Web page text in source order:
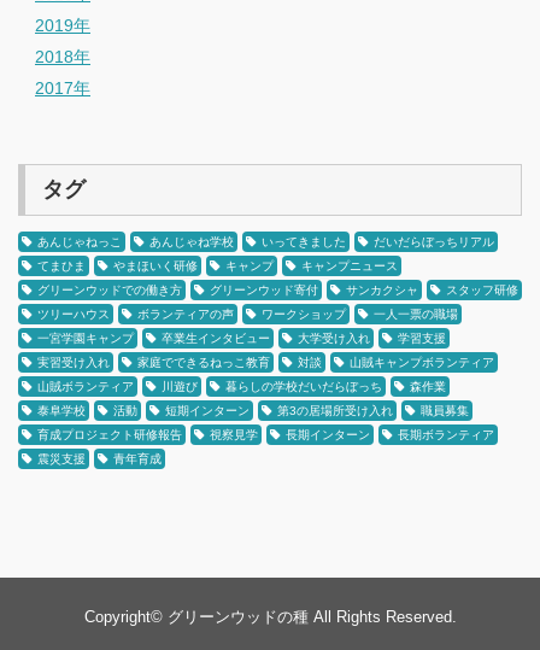
2019年
2018年
2017年
タグ
あんじゃねっこ あんじゃね学校 いってきました
だいだらぼっちリアル
てまひま
やまほいく研修 キャンプ
キャンプニュース
グリーンウッドでの働き方
グリーンウッド寄付 サンカクシャ
スタッフ研修
ツリーハウス
ボランティアの声 ワークショップ
一人一票の職場
一宮学園キャンプ
卒業生インタビュー 大学受け入れ
学習支援
実習受け入れ
家庭でできるねっこ教育 対談
山賊キャンプボランティア
山賊ボランティア
川遊び 暮らしの学校だいだらぼっち
森作業
泰阜学校
活動 短期インターン 第3の居場所受け入れ
職員募集
育成プロジェクト研修報告
視察見学 長期インターン
長期ボランティア
震災支援
青年育成
Copyright© グリーンウッドの種All Rights Reserved.